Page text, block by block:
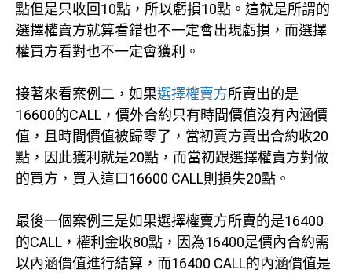
點但是只收回10點，所以虧損10點。這就是所謂的
選擇權賣方就算看錯也不一定會出現虧損，而選擇
權買方看對也不一定會獲利。
接著來看案例二，如果選擇權賣方所賣出的是
16600的CALL，價外合約只有時間價值沒有內涵價
值，且時間價值被歸零了，當初賣方賣出合約收20
點，因此獲利就是20點，而當初跟選擇權賣方對做
的買方，買入這口16600 CALL則損失20點。
最後一個案例三是如果選擇權賣方所賣的是16400
的CALL，權利金收80點，因為16400是價內合約需
以內涵價值進行結算，而16400 CALL的內涵價值是